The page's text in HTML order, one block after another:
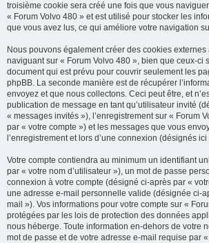
troisième cookie sera créé une fois que vous
« Forum Volvo 480 » et est utilisé pour stocker les
que vous avez lus, ce qui améliore votre navigation
Nous pouvons également créer des cookies
naviguant sur « Forum Volvo 480 », bien que ceux-ci
document qui est prévu pour couvrir seulement les
phpBB. La seconde manière est de récupérer
envoyez et que nous collectons. Ceci peut être, et
publication de message en tant qu’utilisateur invité
« messages invités »), l’enregistrement sur « Forum
par « votre compte ») et les messages que vous
l’enregistrement et lors d’une connexion (désignés
Votre compte contiendra au minimum un identifiant
par « votre nom d’utilisateur »), un mot de passe
connexion à votre compte (désigné ci-après par «
une adresse e-mail personnelle valide (désignée ci-
mail »). Vos informations pour votre compte sur «
protégées par les lois de protection des données
nous héberge. Toute information en-dehors de votre
mot de passe et de votre adresse e-mail requise par